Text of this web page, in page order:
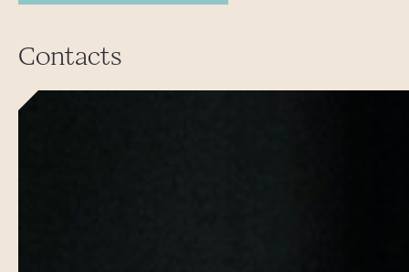
Contacts